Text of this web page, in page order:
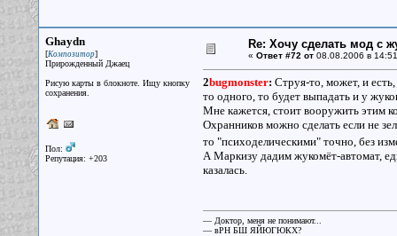
Ghaydn
[Композитор]
Прирожденный Джаец
Рисую карты в блокноте. Ищу кнопку
сохранения.
Пол:
Репутация: +203
Re: Хочу сделать мод с
« Ответ #72 от08.08.2006 в
2bugmonster: Струя-то, может, и
то одного, то будет выпадать и у
Мне кажется, стоит вооружить этим
Охранников можно сделать если не
то "психоделическими" точно, без
А Маркизу дадим жукомёт-автомат,
казалась.
— Доктор, меня не понимают...
— вРН БШ ЯЙЮГЮКХ?